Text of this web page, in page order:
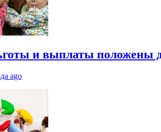
и выплаты положены
ago